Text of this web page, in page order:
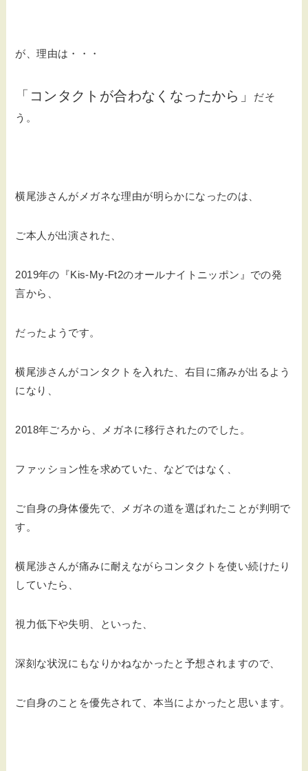
が、理由は・・・
「コンタクトが合わなくなったから」
だそ
う。
横尾渉さんがメガネな理由が明らかになったのは、
ご本人が出演された、
2019年の『Kis-My-Ft2のオールナイトニッポン』での発
言から、
だったようです。
横尾渉さんがコンタクトを入れた、右目に痛みが出るよう
になり、
2018年ごろから、メガネに移行されたのでした。
ファッション性を求めていた、などではなく、
ご自身の身体優先で、メガネの道を選ばれたことが判明で
す。
横尾渉さんが痛みに耐えながらコンタクトを使い続けたり
していたら、
視力低下や失明、といった、
深刻な状況にもなりかねなかったと予想されますので、
ご自身のことを優先されて、本当によかったと思います。